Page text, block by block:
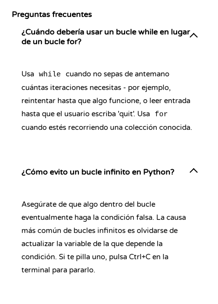
Preguntas frecuentes
¿Cuándo debería usar un bucle while en lugar
de un bucle for?
Usa while
cuando no sepas de antemano
cuántas iteraciones necesitas - por ejemplo,
reintentar hasta que algo funcione, o leer entrada
hasta que el usuario escriba 'quit'. Usa
for
cuando estés recorriendo una colección conocida.
¿Cómo evito un bucle infinito en Python?
Asegúrate de que algo dentro del bucle
eventualmente haga la condición falsa. La causa
más común de bucles infinitos es olvidarse de
actualizar la variable de la que depende la
condición. Si te pilla uno, pulsa Ctrl+C en la
terminal para pararlo.